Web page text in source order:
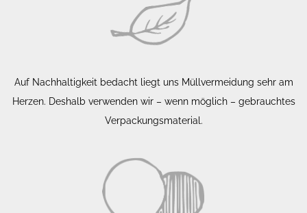
Auf Nachhaltigkeit bedacht liegt uns Müllvermeidung sehr am
Herzen. Deshalb verwenden wir – wenn möglich – gebrauchtes
Verpackungsmaterial.